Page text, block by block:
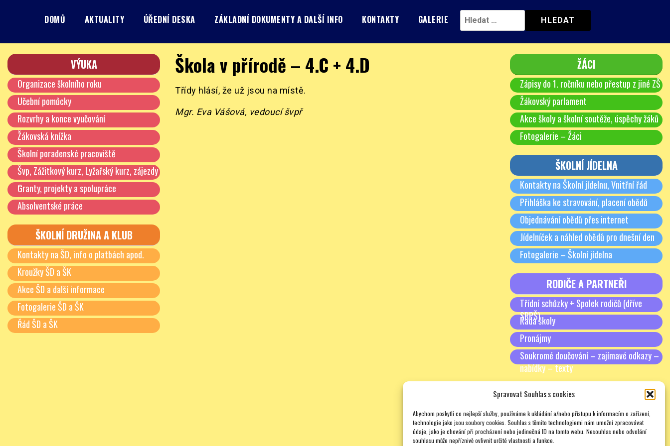
Spravovat Souhlas s cookies
Abychom poskytli co nejlepší služby, používáme k ukládání a/nebo přístupu k informacím o zařízení,
technologie jako jsou soubory cookies. Souhlas s těmito technologiemi nám umožní zpracovávat
údaje, jako je chování při procházení nebo jedinečná ID na tomto webu. Nesouhlas nebo odvolání
souhlasu může nepříznivě ovlivnit určité vlastnosti a funkce.
DOMŮ AKTUALITY ÚŘEDNÍ DESKA ZÁKLADNÍ DOKUMENTY A DALŠÍ INFO KONTAKTY GALERIE
ZŠ Burešova
Základní škola, Praha 8, Burešova 14 Škola v přírodě – 4.C + 4.D
Třídy hlásí, že už jsou na místě.
Mgr. Eva Vášová, vedoucí švpř
VÝUKA
Organizace školního roku
Učební pomůcky
Rozvrhy a konce vyučování
Žákovská knížka
Školní poradenské pracoviště
Švp, Zážitkový kurz, Lyžařský kurz, zájezdy
…
Granty, projekty a spolupráce
Absolventské práce
ŠKOLNÍ DRUŽINA A KLUB
Kontakty na ŠD, info o platbách apod.
Kroužky ŠD a ŠK
Akce ŠD a další informace
Fotogalerie ŠD a ŠK
Řád ŠD a ŠK
ŽÁCI
Zápisy do 1. ročníku nebo přestup z jiné ZŠ
Žákovský parlament
Akce školy a školní soutěže, úspěchy žáků
Fotogalerie – Žáci
ŠKOLNÍ JÍDELNA
Kontakty na Školní jídelnu, Vnitřní řád
Přihláška ke stravování, placení obědů
Objednávání obědů přes internet
Jídelníček a náhled obědů pro dnešní den
Fotogalerie – Školní jídelna
RODIČE A PARTNEŘI
Třídní schůzky + Spolek rodičů (dříve
SRPŠ)
Rada školy
Pronájmy
Soukromé doučování – zajímavé odkazy –
nabídky – texty